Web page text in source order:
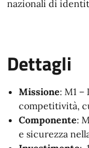
nazionali di
Dettagli
Missione: M1
competitività,
Componente:
e sicurezza